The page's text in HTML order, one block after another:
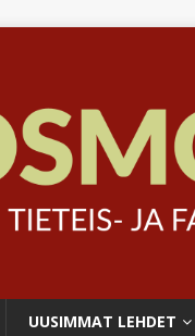
UUSIMMAT LEHDET